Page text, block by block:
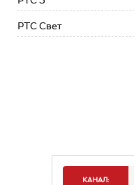
РТС Свет
КАНАЛ: